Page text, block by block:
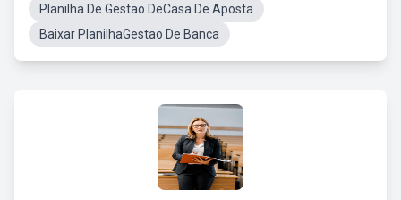
Planilha De Gestao DeCasa De Aposta
Baixar PlanilhaGestao De Banca